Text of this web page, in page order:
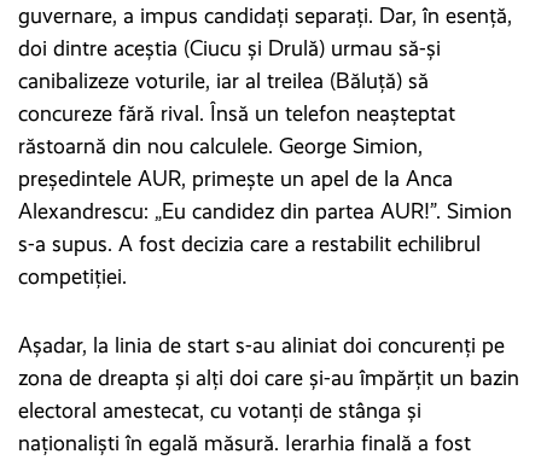
guvernare, a impus candidați separați. Dar, în esență,
doi dintre aceștia (Ciucu și Drulă) urmau să-și
canibalizeze voturile, iar al treilea (Băluță) să
concureze fără rival. Însă un telefon neașteptat
răstoarnă din nou calculele. George Simion,
președintele AUR, primește un apel de la Anca
Alexandrescu: „Eu candidez din partea AUR!”. Simion
s-a supus. A fost decizia care a restabilit echilibrul
competiției.
Așadar, la linia de start s-au aliniat doi concurenți pe
zona de dreapta și alți doi care și-au împărțit un bazin
electoral amestecat, cu votanți de stânga și
naționaliști în egală măsură. Ierarhia finală a fost